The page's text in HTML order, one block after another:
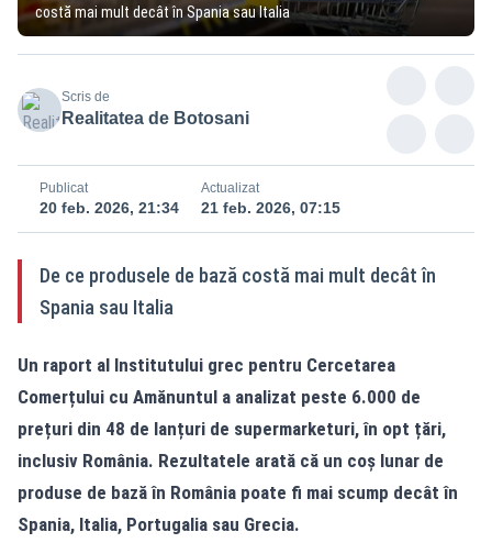
costă mai mult decât în Spania sau Italia
Scris de
Realitatea de Botosani
Publicat
20 feb. 2026, 21:34
Actualizat
21 feb. 2026, 07:15
De ce produsele de bază costă mai mult decât în
Spania sau Italia
Un raport al Institutului grec pentru Cercetarea
Comerțului cu Amănuntul a analizat peste 6.000 de
prețuri din 48 de lanțuri de supermarketuri, în opt țări,
inclusiv România. Rezultatele arată că un coș lunar de
produse de bază în România poate fi mai scump decât în
Spania, Italia, Portugalia sau Grecia.